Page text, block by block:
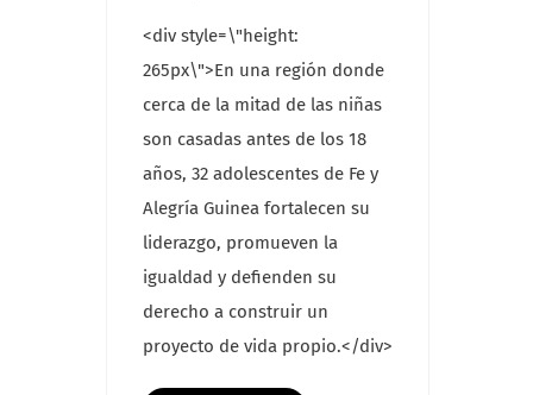
<div style=\"height:
265px\">En una región donde
cerca de la mitad de las niñas
son casadas antes de los 18
años, 32 adolescentes de Fe y
Alegría Guinea fortalecen su
liderazgo, promueven la
igualdad y defienden su
derecho a construir un
proyecto de vida propio.</div>